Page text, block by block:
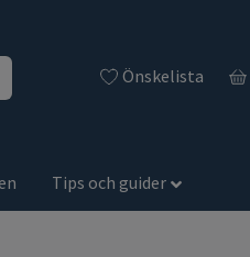
Önskelista
Tips och guider